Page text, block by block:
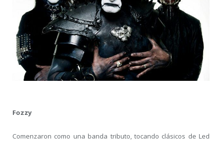
Fozzy
Comenzaron como una banda tributo, tocando clásicos de Led